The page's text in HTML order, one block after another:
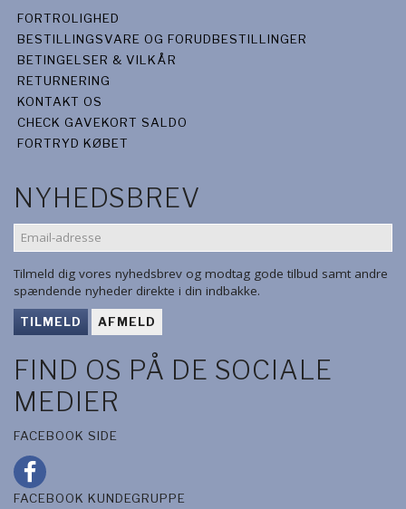
FORTROLIGHED
BESTILLINGSVARE OG FORUDBESTILLINGER
BETINGELSER & VILKÅR
RETURNERING
KONTAKT OS
CHECK GAVEKORT SALDO
FORTRYD KØBET
NYHEDSBREV
EMAIL-
ADRESSE
Tilmeld dig vores nyhedsbrev og modtag gode tilbud samt andre
spændende nyheder direkte i din indbakke.
TILMELD AFMELD
FIND OS PÅ DE SOCIALE
MEDIER
FACEBOOK SIDE
FACEBOOK KUNDEGRUPPE